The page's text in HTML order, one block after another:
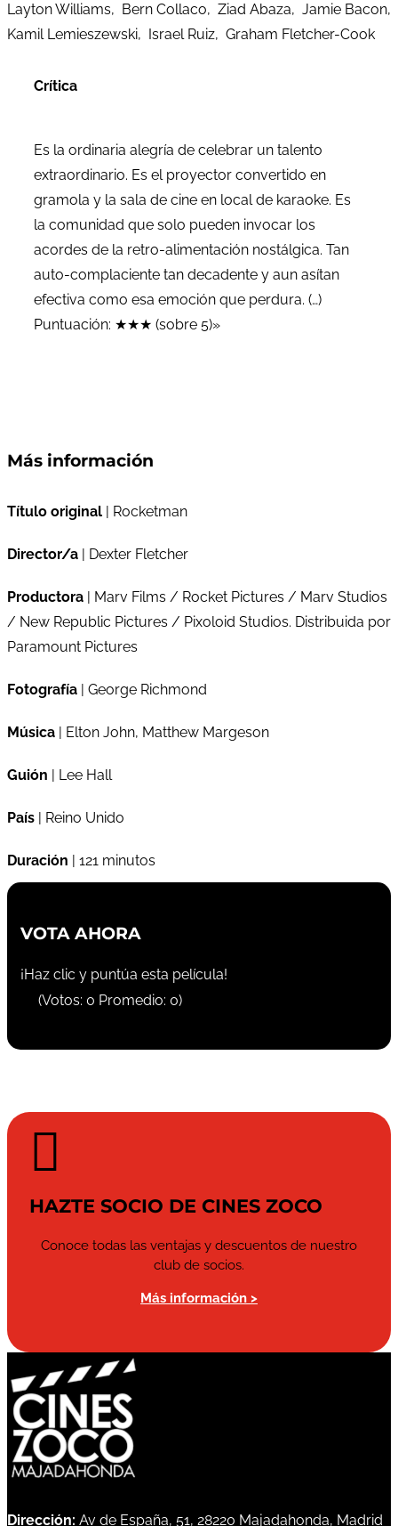
Layton Williams, Bern Collaco, Ziad Abaza, Jamie Bacon,
Kamil Lemieszewski, Israel Ruiz, Graham Fletcher-Cook
Crítica
Es la ordinaria alegría de celebrar un talento
extraordinario. Es el proyector convertido en
gramola y la sala de cine en local de karaoke. Es
la comunidad que solo pueden invocar los
acordes de la retro-alimentación nostálgica. Tan
auto-complaciente tan decadente y aun asítan
efectiva como esa emoción que perdura. (…)
Puntuación: ★★★ (sobre 5)»
Más información
Título original | Rocketman
Director/a | Dexter Fletcher
Productora | Marv Films / Rocket Pictures / Marv Studios
/ New Republic Pictures / Pixoloid Studios. Distribuida por
Paramount Pictures
Fotografía | George Richmond
Música | Elton John, Matthew Margeson
Guión | Lee Hall
País | Reino Unido
Duración | 121 minutos
VOTA AHORA
¡Haz clic y puntúa esta película!
(Votos: 0 Promedio: 0)

HAZTE SOCIO DE CINES ZOCO
Conoce todas las ventajas y descuentos de nuestro
club de socios.
Más información >
Dirección: Av de España, 51, 28220 Majadahonda, Madrid